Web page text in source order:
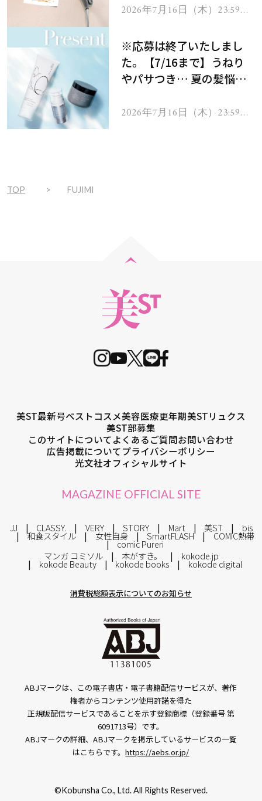
ヘアドライヤー ジュエル
2026年7月16日（木）23:59ま
※応募は終了いたしまし
た。【7/16まで】うねり
やパサつき… 夏の髪悩み
ムを13名様にプレゼン
2026年7月16日（木）23:59ま
TOP FUJIMI
美ST最新号ベストコスメ美容医療更年期美STリュクス
美ST部募集
このサイトについてよくあるご質問お問い合わせ
広告掲載についてプライバシーポリシー
光文社オフィシャルサイト
MAGAZINE OFFICIAL SITE
JJ CLASSY. VERY STORY Mart 美ST bis
和食スタイル 女性自身 SmartFLASH COMIC熱帯
comic Pureri
マンガ コミソル
本がすき。 kokode.jp
kokode Beauty kokode books kokode digital
消費税総額表示についてのお知らせ
ABJマークは、この電子書店・電子書籍配信サービスが、著作
権者からコンテンツ使用許諾を得た
正規版配信サービスであることを示す登録商標（登録番号 第
6091713号）です。
ABJマークの詳細、ABJマークを掲示しているサービスの一覧
はこちらです。https://aebs.or.jp/
©Kobunsha Co., Ltd. All Rights Reserved.